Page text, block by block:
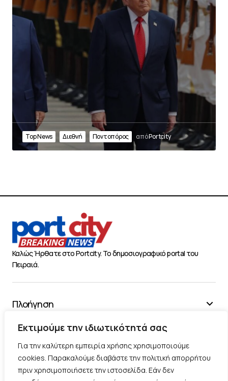
Εκτιμούμε την ιδιωτικότητά σας
Για την καλύτερη εμπειρία χρήσης χρησιμοποιούμε
cookies. Παρακαλούμε διαβάστε την πολιτική απορρήτου
πριν χρησιμοποιήσετε την ιστοσελίδα. Εάν δεν
Top News Διεθνή Ποντοπόρος απόPortcity
Καλώς Ήρθατε στο Portcity. Το δημοσιογραφικό portal του
Πειραιά.
Πλοήγηση
Χρήσιμα
Διάφορα